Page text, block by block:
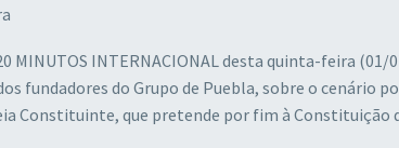
MINUTOS INTERNACIONAL desta quinta-feira
fundadores do Grupo de Puebla, sobre o cenário
Constituinte, que pretende por fim à Constituição